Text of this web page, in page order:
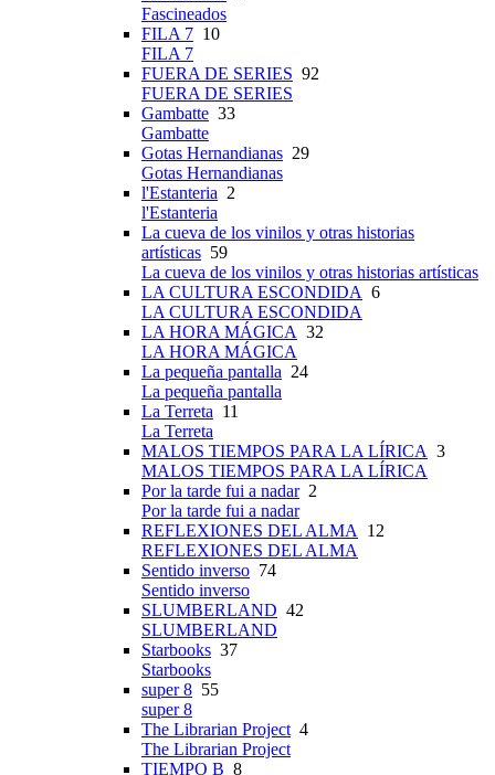
Fascineados
FILA 7 10
FILA 7
FUERA DE SERIES 92
FUERA DE SERIES
Gambatte 33
Gambatte
Gotas Hernandianas 29
Gotas Hernandianas
l'Estanteria 2
l'Estanteria
La cueva de los vinilos y otras historias
artísticas 59
La cueva de los vinilos y otras historias artísticas
LA CULTURA ESCONDIDA 6
LA CULTURA ESCONDIDA
LA HORA MÁGICA 32
LA HORA MÁGICA
La pequeña pantalla 24
La pequeña pantalla
La Terreta 11
La Terreta
MALOS TIEMPOS PARA LA LÍRICA 3
MALOS TIEMPOS PARA LA LÍRICA
Por la tarde fui a nadar2
Por la tarde fui a nadar
REFLEXIONES DEL ALMA 12
REFLEXIONES DEL ALMA
Sentido inverso 74
Sentido inverso
SLUMBERLAND 42
SLUMBERLAND
Starbooks 37
Starbooks
super 8 55
super 8
The Librarian Project4
The Librarian Project
TIEMPO B 8